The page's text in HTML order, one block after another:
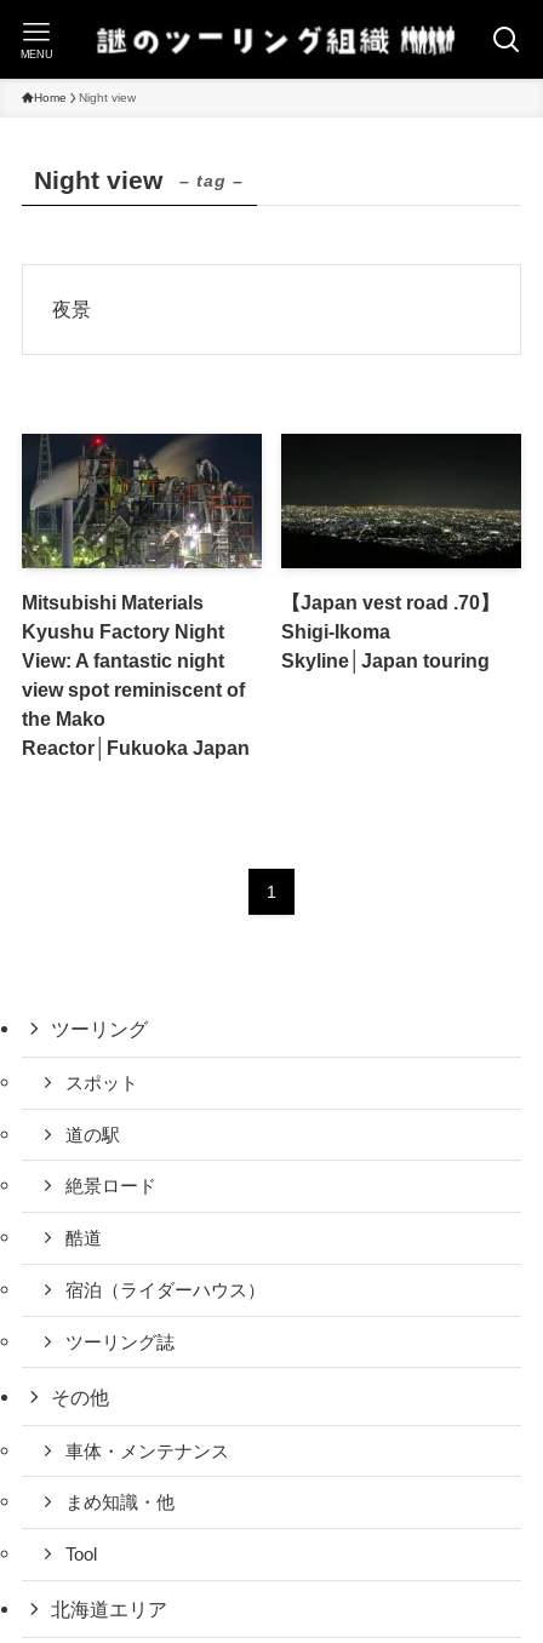
MENU
Home Night view
Night view – tag –
夜景
Mitsubishi Materials
Kyushu Factory Night
View: A fantastic night
view spot reminiscent of
the Mako
Reactor│Fukuoka Japan
【Japan vest road .70】
Shigi-Ikoma
Skyline│Japan touring
1
ツーリング
スポット
道の駅
絶景ロード
酷道
宿泊（ライダーハウス）
ツーリング誌
その他
車体・メンテナンス
まめ知識・他
Tool
北海道エリア